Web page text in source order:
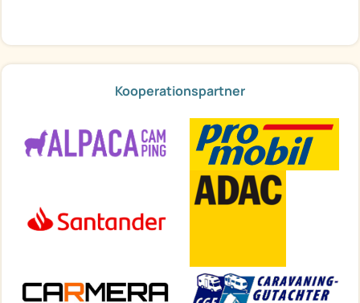
Kooperationspartner